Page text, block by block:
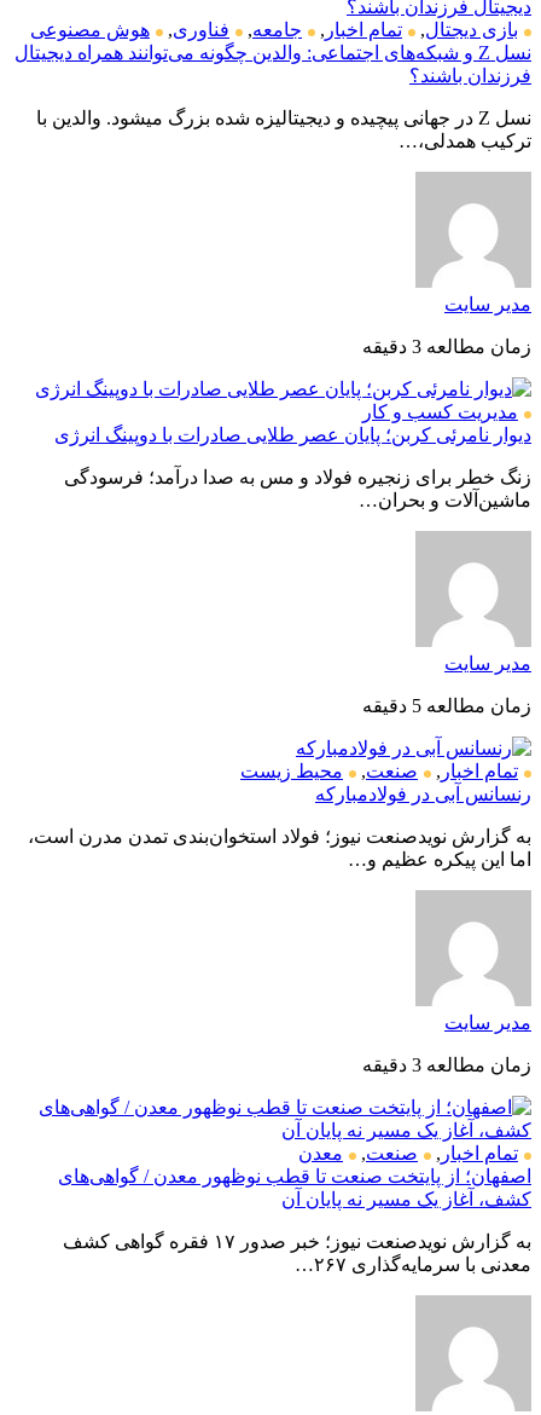
بازی دیجتال, تمام اخبار , جامعه, فناوری,
هوش مصنوعی
نسل Z و شبکه‌های اجتماعی: والدین چگونه می‌توانند همراه دیجیتال
فرزندان باشند؟
نسل Z در جهانی پیچیده و دیجیتالیزه شده بزرگ میشود. والدین با
ترکیب همدلی،…
مدیر سایت
زمان مطالعه 3 دقیقه
مدیریت کسب و کار
دیوار نامرئی کربن؛ پایان عصر طلایی صادرات با دوپینگ انرژی
زنگ خطر برای زنجیره فولاد و مس به صدا درآمد؛ فرسودگی
ماشین‌آلات و بحران…
مدیر سایت
زمان مطالعه 5 دقیقه
تمام اخبار , صنعت,
محیط زیست
رنسانس آبی در فولادمبارکه
به گزارش نویدصنعت نیوز؛ فولاد استخوان‌بندی تمدن مدرن است،
اما این پیکره عظیم و…
مدیر سایت
زمان مطالعه 3 دقیقه
تمام اخبار , صنعت,
معدن
اصفهان؛ از پایتخت صنعت تا قطب نوظهور معدن / گواهی‌های
کشف، آغاز یک مسیر نه پایان آن
به گزارش نویدصنعت نیوز؛ خبر صدور ۱۷ فقره گواهی کشف
معدنی با سرمایه‌گذاری ۲۶۷…